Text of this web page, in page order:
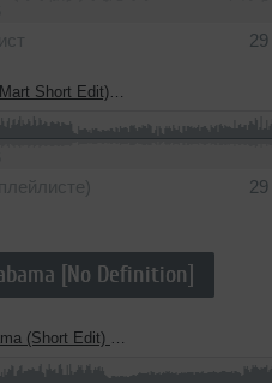
Edit) [No Definition]
[No Definition]
Edit) [No Definition]